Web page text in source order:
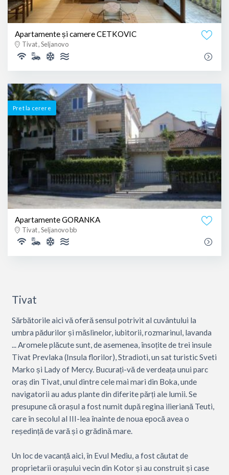
Apartamente și camere CETKOVIC
Tivat , Seljanovo
Pret la cerere
Apartamente GORANKA
Tivat , Seljanovo bb
Tivat
Sărbătorile aici vă oferă sensul potrivit al cuvântului la
umbra pădurilor și măslinelor, iubitorii, rozmarinul, lavanda
... Aromele plăcute sunt, de asemenea, însoțite de trei insule
Tivat Prevlaka (Insula florilor), Stradioti, un sat turistic Sveti
Marko și Lady of Mercy. Bucurați-vă de verdeața unui parc
oraș din Tivat, unul dintre cele mai mari din Boka, unde
navigatorii au adus plante din diferite părți ale lumii. Se
presupune că orașul a fost numit după regina ilieriană Teuti,
care în secolul al III-lea înainte de noua epocă avea o
reședință de vară și o grădină mare.
Un loc de vacanță aici, în Evul Mediu, a fost căutat de
proprietarii orașului vecin din Kotor și au construit și case